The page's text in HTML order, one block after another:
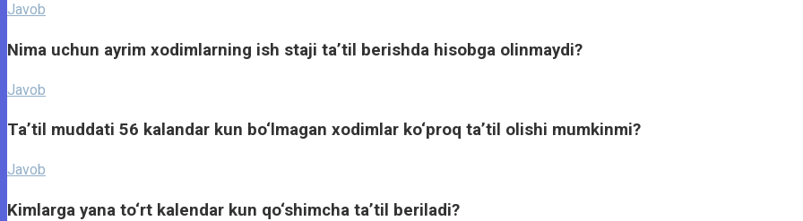
Javob
Nima uchun ayrim xodimlarning ish staji ta’til berishda hisobga olinmaydi?
Javob
Ta’til muddati 56 kalandar kun bo‘lmagan xodimlar ko‘proq ta’til olishi mumkinmi?
Javob
Kimlarga yana to‘rt kalendar kun qo‘shimcha ta’til beriladi?